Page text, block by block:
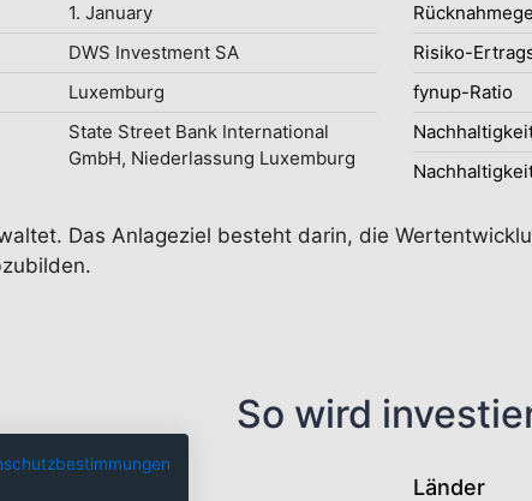
1. January
DWS Investment SA
Luxemburg
State Street Bank International
GmbH, Niederlassung Luxemburg
Risiko-
fynup-Ratio
Das Anlageziel besteht darin, die
So wird
Länder